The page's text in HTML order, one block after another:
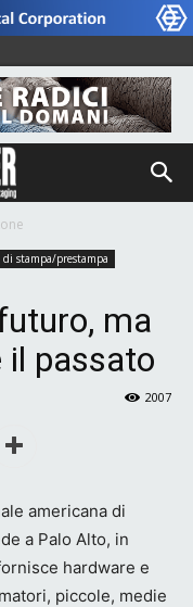
di stampa/prestampa
ma
il passato
2007
americana di
a Palo Alto, in
hardware e
piccole, medie